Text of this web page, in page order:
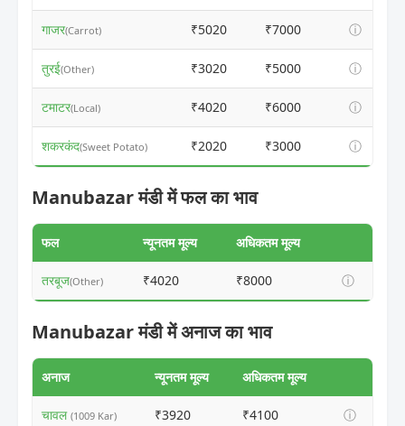
गाजर(Carrot) ₹5020 ₹7000 ⓘ
तुरई(Other) ₹3020 ₹5000 ⓘ
टमाटर(Local) ₹4020 ₹6000 ⓘ
शकरकंद(Sweet Potato) ₹2020 ₹3000 ⓘ
Manubazar मंडी में फल का भाव
फल न्यूनतम मूल्य अधिकतम मूल्य
तरबूज(Other) ₹4020 ₹8000 ⓘ
Manubazar मंडी में अनाज का भाव
अनाज न्यूनतम मूल्य अधिकतम मूल्य
चावल (1009 Kar) ₹3920 ₹4100 ⓘ